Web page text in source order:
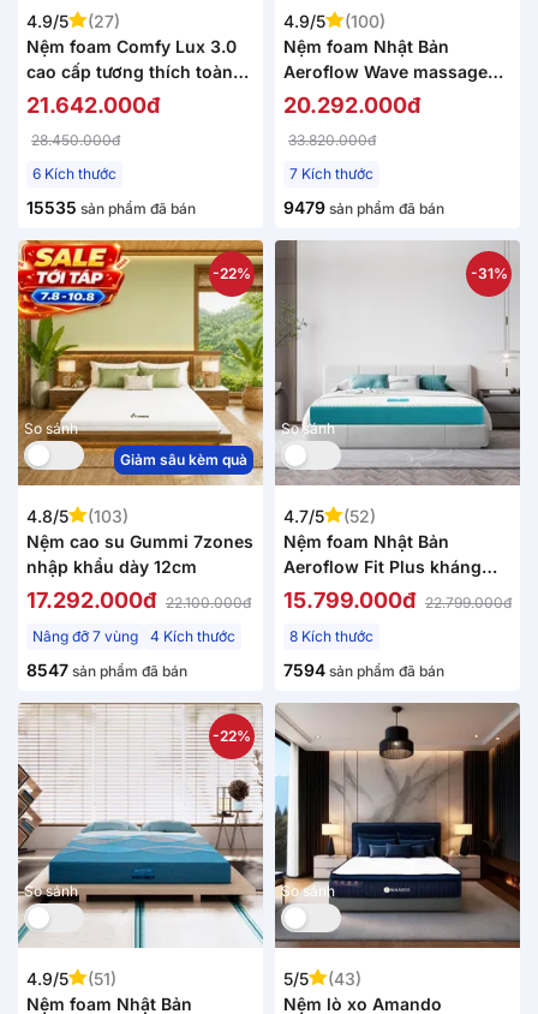
4.9/5
(27)
Nệm foam Comfy Lux 3.0
cao cấp tương thích toàn
diện dày 25cm
21.642.000đ
28.450.000đ
6 Kích thước
15535 sản phẩm đã bán
4.9/5
(100)
Nệm foam Nhật Bản
Aeroflow Wave massage
toàn diện dày 20cm
20.292.000đ
33.820.000đ
7 Kích thước
9479 sản phẩm đã bán
So sánh
-22%
Giảm sâu kèm quà
4.8/5
(103)
Nệm cao su Gummi 7zones
nhập khẩu dày 12cm
17.292.000đ 22.100.000đ
Nâng đỡ 7 vùng
4 Kích thước
8547 sản phẩm đã bán
So sánh
-31%
4.7/5
(52)
Nệm foam Nhật Bản
Aeroflow Fit Plus kháng
khuẩn dày 20cm
15.799.000đ 22.799.000đ
8 Kích thước
7594 sản phẩm đã bán
So sánh
-22%
4.9/5
(51)
Nệm foam Nhật Bản
So sánh
5/5
(43)
Nệm lò xo Amando